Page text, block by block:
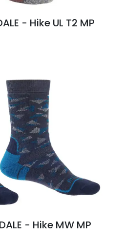
- Hike UL T2 MP
- Hike MW MP